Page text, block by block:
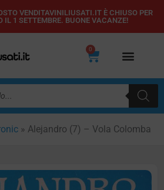
VENDITAVINILIUSATI.IT È CHIUSO PER
IL 1 SETTEMBRE. BUONE VACANZE!
0
Carrello
» Alejandro (7) – Vola Colomba